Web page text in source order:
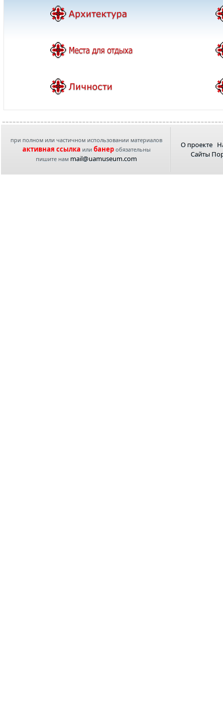
при полном или частичном использовании материалов
активная ссылка или банеробязательны
пишите нам mail@uamuseum.com
О проекте
Сайты